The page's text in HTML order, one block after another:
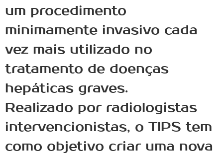
um procedimento
minimamente invasivo cada
vez mais utilizado no
tratamento de doenças
hepáticas graves.
Realizado por radiologistas
intervencionistas, o TIPS tem
como objetivo criar uma nova